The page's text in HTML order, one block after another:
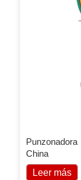
China
Leer más